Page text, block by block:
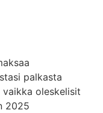
palkasta
oleskelisit
2025